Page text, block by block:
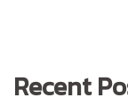
Recent